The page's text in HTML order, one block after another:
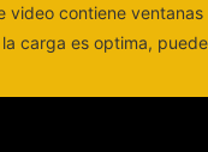
video contiene ventanas
carga es optima,